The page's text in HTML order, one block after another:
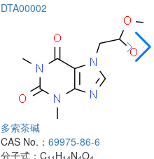
DTA00002
多索茶碱
CAS No.： 69975-86-6
分子式： C H N O